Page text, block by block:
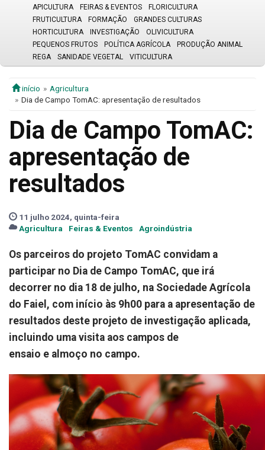
APICULTURA
FEIRAS & EVENTOS
FLORICULTURA
FRUTICULTURA
FORMAÇÃO
GRANDES CULTURAS
HORTICULTURA
INVESTIGAÇÃO
OLIVICULTURA
PEQUENOS FRUTOS
POLÍTICA AGRÍCOLA
PRODUÇÃO ANIMAL
REGA
SANIDADE VEGETAL VITICULTURA
início
Agricultura
Dia de Campo TomAC: apresentação de resultados
Dia de Campo TomAC:
apresentação de
resultados
11 julho 2024, quinta-feira
Agricultura
Feiras & Eventos Agroindústria
Os parceiros do projeto TomAC convidam a
participar no Dia de Campo TomAC, que irá
decorrer no dia 18 de julho, na Sociedade Agrícola
do Faiel, com início às 9h00 para a apresentação de
resultados deste projeto de investigação aplicada,
incluindo uma visita aos campos de
ensaio e almoço no campo.